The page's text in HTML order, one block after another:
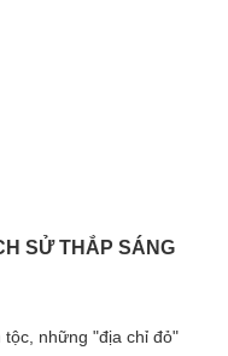
SỬ THẮP SÁNG
những "địa chỉ đỏ"